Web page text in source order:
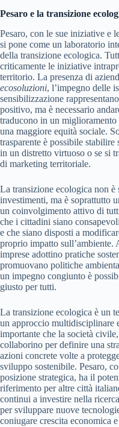
Pesaro e la transizione
Pesaro, con le sue iniziative e
si pone come un laboratorio
della transizione ecologica.
criticamente le iniziative
territorio. La presenza di
ecosoluzioni, l’impegno delle
sensibilizzazione
positivo, ma è necessario
traducono in un miglioramento
una maggiore equità sociale.
trasparente è possibile stabilire
in un distretto virtuoso o se si
di marketing territoriale.
La transizione ecologica non
investimenti, ma è soprattutto
un coinvolgimento attivo di
che i cittadini siano
e che siano disposti a
proprio impatto sull’ambiente.
imprese adottino pratiche
promuovano politiche
un impegno congiunto è
giusto per tutti.
La transizione ecologica è un
un approccio multidisciplinare
importante che la società
collaborino per definire una
azioni concrete volte a
sviluppo sostenibile. Pesaro,
posizione strategica, ha il
riferimento per altre città
continui a investire nella
per sviluppare nuove
coniugare crescita economica